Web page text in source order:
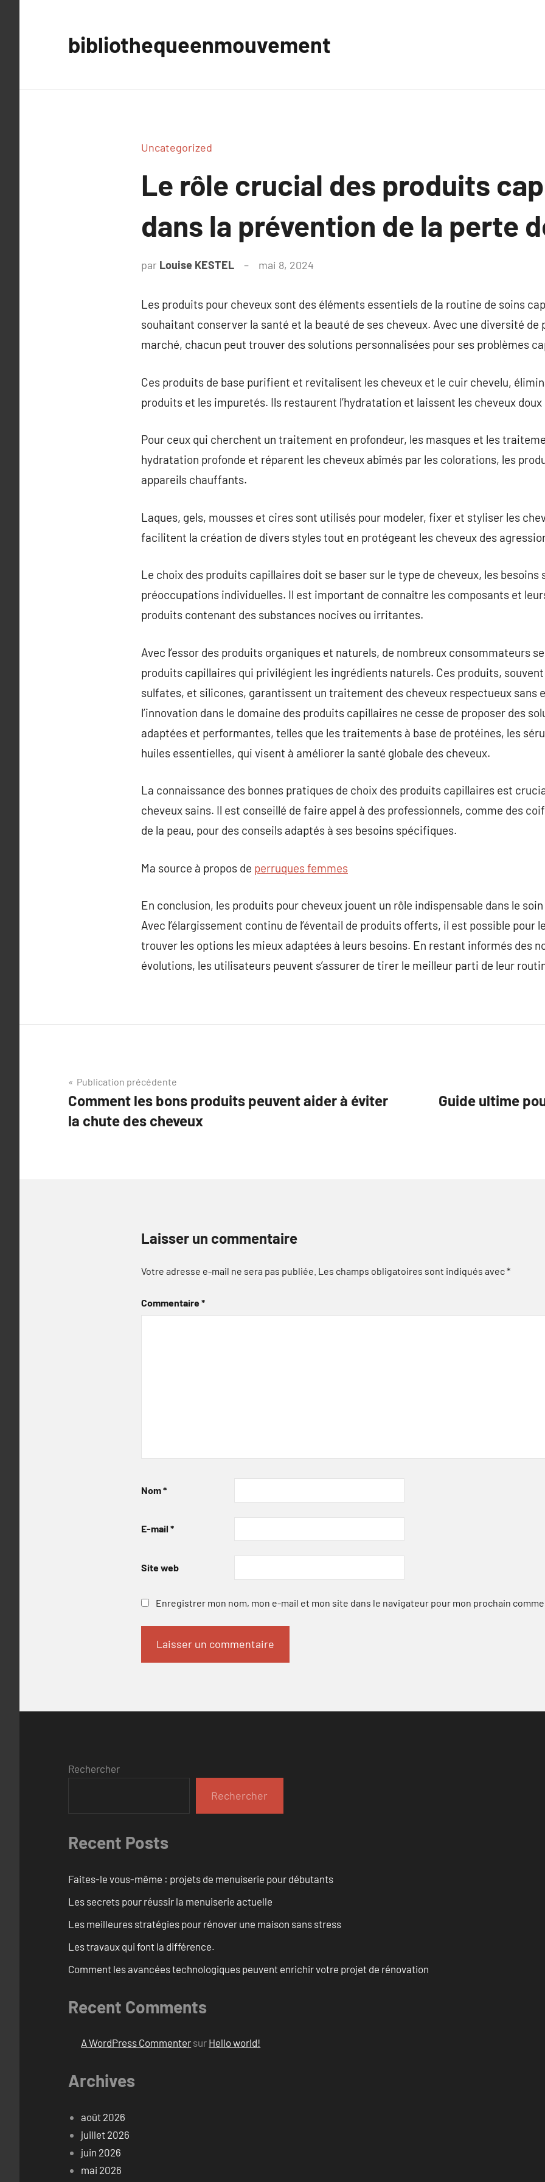
bibliothequeenmouvement
Uncategorized
Le rôle crucial des produits
dans la prévention de la perte
par Louise KESTEL mai 8, 2024
Les produits pour cheveux sont des éléments essentiels de la routine de soins
souhaitant conserver la santé et la beauté de ses cheveux. Avec une diversité de
marché, chacun peut trouver des solutions personnalisées pour ses problèmes
Ces produits de base purifient et revitalisent les cheveux et le cuir chevelu,
produits et les impuretés. Ils restaurent l’hydratation et laissent les cheveux
Pour ceux qui cherchent un traitement en profondeur, les masques et les
hydratation profonde et réparent les cheveux abîmés par les colorations, les
appareils chauffants.
Laques, gels, mousses et cires sont utilisés pour modeler, fixer et styliser les
facilitent la création de divers styles tout en protégeant les cheveux des
Le choix des produits capillaires doit se baser sur le type de cheveux, les besoins
préoccupations individuelles. Il est important de connaître les composants et
produits contenant des substances nocives ou irritantes.
Avec l’essor des produits organiques et naturels, de nombreux consommateurs
produits capillaires qui privilégient les ingrédients naturels. Ces produits,
sulfates, et silicones, garantissent un traitement des cheveux respectueux sans
l’innovation dans le domaine des produits capillaires ne cesse de proposer des
adaptées et performantes, telles que les traitements à base de protéines, les
huiles essentielles, qui visent à améliorer la santé globale des cheveux.
La connaissance des bonnes pratiques de choix des produits capillaires est
cheveux sains. Il est conseillé de faire appel à des professionnels, comme des
de la peau, pour des conseils adaptés à ses besoins spécifiques.
Ma source à propos de perruques femmes
En conclusion, les produits pour cheveux jouent un rôle indispensable dans le
Avec l’élargissement continu de l’éventail de produits offerts, il est possible pour
trouver les options les mieux adaptées à leurs besoins. En restant informés des
évolutions, les utilisateurs peuvent s’assurer de tirer le meilleur parti de leur
Navigation
de
l’article
Publication précédente
Comment les bons produits peuvent aider à éviter
la chute des cheveux
Guide ultime
Laisser un commentaire
Votre adresse e-mail ne sera pas publiée. Les champs obligatoires sont indiqués avec*
Commentaire*
Nom*
E-mail *
Site web
Enregistrer mon nom, mon e-mail et mon site dans le navigateur pour mon prochain
Rechercher
Rechercher
Recent Posts
Faites-le vous-même : projets de menuiserie pour débutants
Les secrets pour réussir la menuiserie actuelle
Les meilleures stratégies pour rénover une maison sans stress
Les travaux qui font la différence.
Comment les avancées technologiques peuvent enrichir votre projet de rénovation
Recent Comments
A WordPress Commenter sur Hello world!
Archives
août 2026
juillet 2026
juin 2026
mai 2026